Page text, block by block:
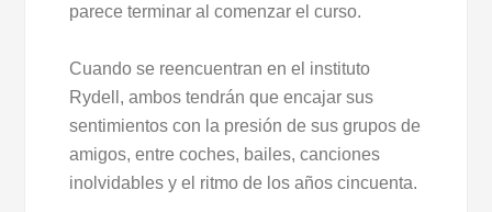
parece terminar al comenzar el curso.
Cuando se reencuentran en el instituto
Rydell, ambos tendrán que encajar sus
sentimientos con la presión de sus grupos de
amigos, entre coches, bailes, canciones
inolvidables y el ritmo de los años cincuenta.